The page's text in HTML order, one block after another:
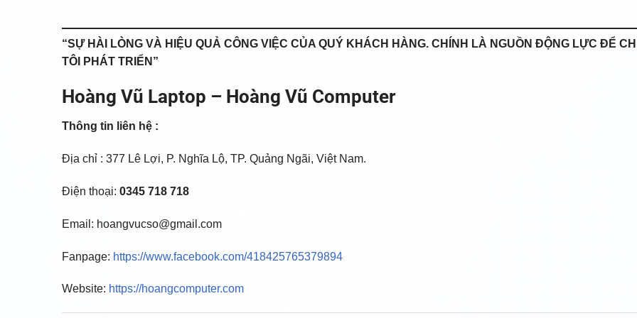
“SỰ HÀI LÒNG VÀ HIỆU QUẢ CÔNG VIỆC CỦA QUÝ KHÁCH HÀNG. CHÍNH LÀ NGUỒN ĐỘNG LỰC ĐỂ
TÔI PHÁT TRIỂN”
Hoàng Vũ Laptop – Hoàng Vũ Computer
Thông tin liên hệ :
Địa chỉ : 377 Lê Lợi, P. Nghĩa Lộ, TP. Quảng Ngãi, Việt Nam.
Điện thoại: 0345 718 718
Email: hoangvucso@gmail.com
Fanpage: https://www.facebook.com/418425765379894
Website: https://hoangcomputer.com